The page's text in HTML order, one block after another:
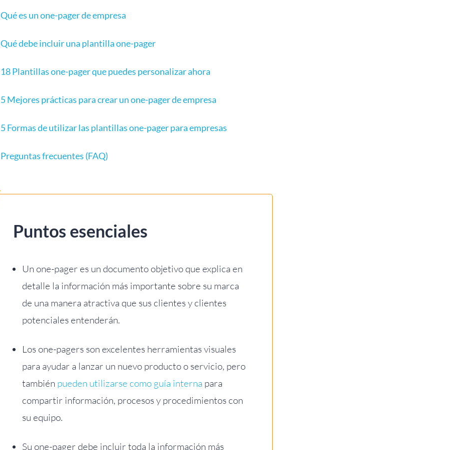
Qué es un one-pager de empresa
Qué debe incluir una plantilla one-pager
18 Plantillas one-pager que puedes personalizar ahora
5 Mejores prácticas para crear un one-pager de empresa
5 Formas de utilizar las plantillas one-pager para empresas
Preguntas frecuentes (FAQ)
Puntos esenciales
Un one-pager es un documento objetivo que explica en
detalle la información más importante sobre su marca
de una manera atractiva que sus clientes y clientes
potenciales entenderán.
Los one-pagers son excelentes herramientas visuales
para ayudar a lanzar un nuevo producto o servicio, pero
también pueden utilizarse como guía interna para
compartir información, procesos y procedimientos con
su equipo.
Su one-pager debe incluir toda la información más